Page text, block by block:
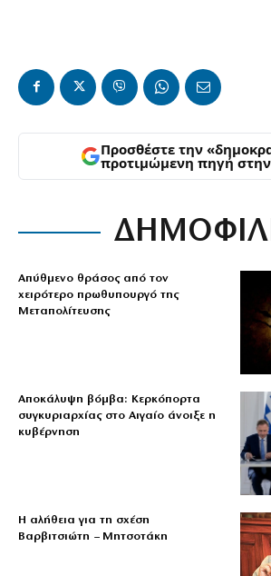
Προσθέστε την
προτιμώμενη πηγή
Απύθμενο θράσος από τον
χειρότερο πρωθυπουργό της
Μεταπολίτευσης
Αποκάλυψη βόμβα: Κερκόπορτα
συγκυριαρχίας στο Αιγαίο άνοιξε η
κυβέρνηση
Η αλήθεια για τη σχέση
Βαρβιτσιώτη – Μητσοτάκη